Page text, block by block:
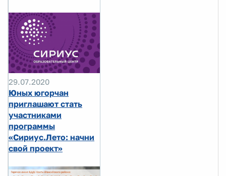
29.07.2020
Юных югорчан
приглашают стать
участниками
программы
«Сириус.Лето: начни
свой проект»